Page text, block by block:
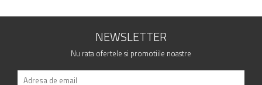
NEWSLETTER
Nu rata ofertele si promotiile noastre